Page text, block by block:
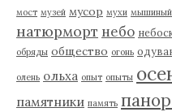
мост музей мусор мухи мышиный
натюрморт небо
обряды общество огонь
олень ольха опыт опыты
памятники память